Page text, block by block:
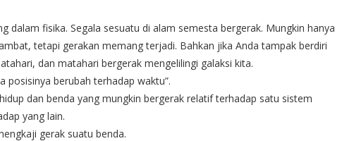
dalam fisika. Segala sesuatu di alam semesta bergerak. Mungkin hanya
tetapi gerakan memang terjadi. Bahkan jika Anda tampak berdiri
dan matahari bergerak mengelilingi galaksi kita.
posisinya berubah terhadap waktu”.
dan benda yang mungkin bergerak relatif terhadap satu sistem
yang lain.
gerak suatu benda.